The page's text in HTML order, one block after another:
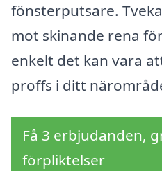
fönsterputsare.
mot skinande rena
enkelt det kan vara
proffs i ditt
Få 3 erbjudanden,
förpliktelser